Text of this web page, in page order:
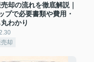
却の流れを徹底解説｜
プで必要書類や費用・
わかり
却